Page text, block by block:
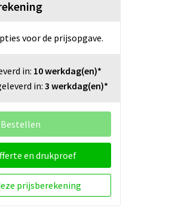
voor de prijsopgave.
in: 10 werkdag(en)*
in:3 werkdag(en)*
Bestellen
en drukproef
prijsberekening